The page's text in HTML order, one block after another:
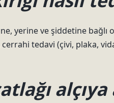
yerine ve şiddetine
tedavi (çivi, plaka,
alçıya